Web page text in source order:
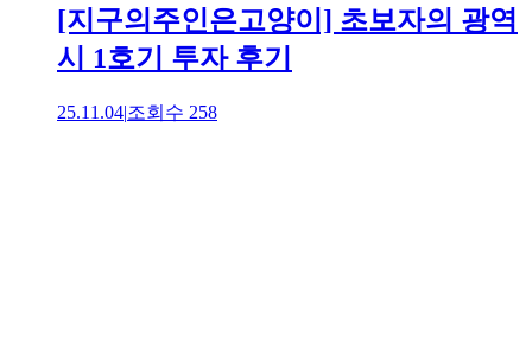
[지구의주인은고양이] 초보자의 광역
시 1호기 투자 후기
25.11.04|조회수 258